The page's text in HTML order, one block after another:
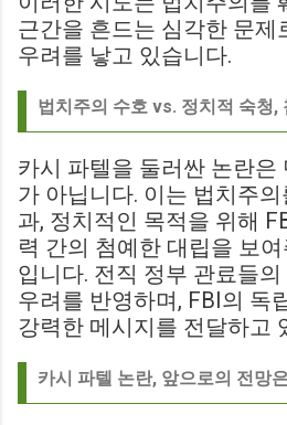
근간을 흔드는 심각한 문제
우려를 낳고 있습니다.
법치주의 수호 vs. 정치적 숙청,
카시 파텔을 둘러싼 논란은
가 아닙니다. 이는 법치주
과, 정치적인 목적을 위해
력 간의 첨예한 대립을 보
입니다. 전직 정부 관료들
우려를 반영하며, FBI의 독
강력한 메시지를 전달하고
카시 파텔 논란, 앞으로의 전망